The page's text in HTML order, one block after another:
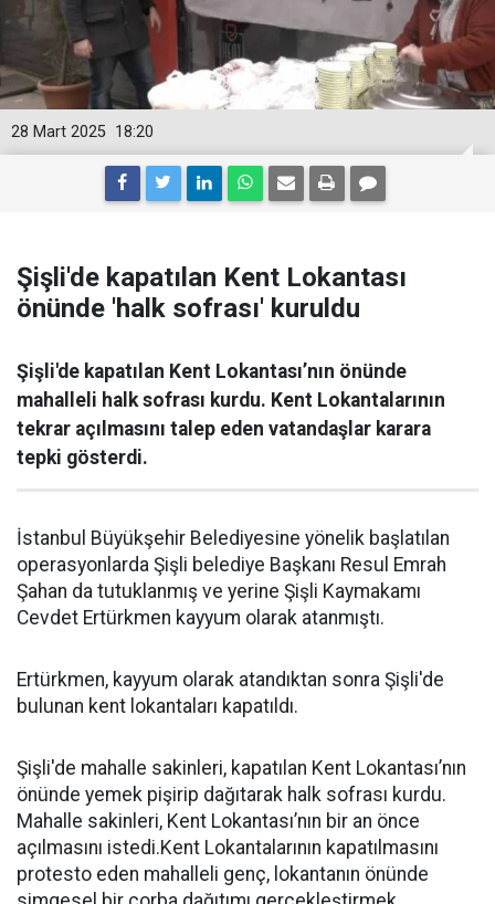
18:20
28 Mart 2025
Şişli'de kapatılan Kent Lokantası
önünde 'halk sofrası' kuruldu
Şişli'de kapatılan Kent Lokantası’nın önünde
mahalleli halk sofrası kurdu. Kent Lokantalarının
tekrar açılmasını talep eden vatandaşlar karara
tepki gösterdi.
İstanbul Büyükşehir Belediyesine yönelik başlatılan
operasyonlarda Şişli belediye Başkanı Resul Emrah
Şahan da tutuklanmış ve yerine Şişli Kaymakamı
Cevdet Ertürkmen kayyum olarak atanmıştı.
Ertürkmen, kayyum olarak atandıktan sonra Şişli'de
bulunan kent lokantaları kapatıldı.
Şişli'de mahalle sakinleri, kapatılan Kent Lokantası’nın
önünde yemek pişirip dağıtarak halk sofrası kurdu.
Mahalle sakinleri, Kent Lokantası’nın bir an önce
açılmasını istedi.Kent Lokantalarının kapatılmasını
protesto eden mahalleli genç, lokantanın önünde